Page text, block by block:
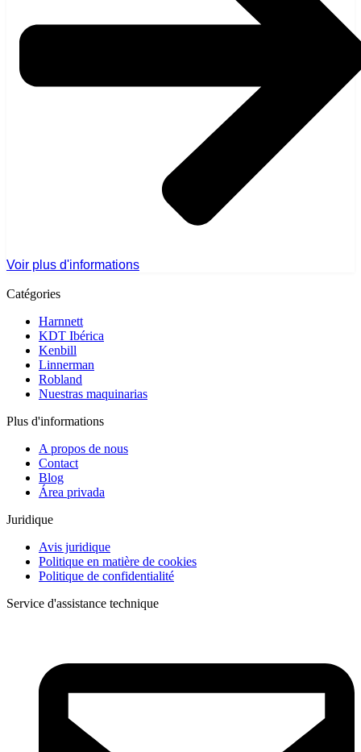
Voir plus d'informations
Catégories
Harnnett
KDT Ibérica
Kenbill
Linnerman
Robland
Nuestras maquinarias
Plus d'informations
A propos de nous
Contact
Blog
Área privada
Juridique
Avis juridique
Politique en matière de cookies
Politique de confidentialité
Service d'assistance technique